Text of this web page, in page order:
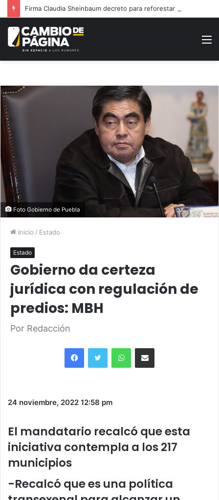
Firma Claudia Sheinbaum decreto para reforestar México
Foto Gobierno de Puebla
Inicio / Estado
Estado
Gobierno da certeza
jurídica con regulación de
predios: MBH
Por Redacción
FacebookTwitter WhatsAppShare via Email
24 noviembre, 2022 12:58 pm
El mandatario recalcó que esta
iniciativa contempla a los 217
municipios
-Recalcó que es una política